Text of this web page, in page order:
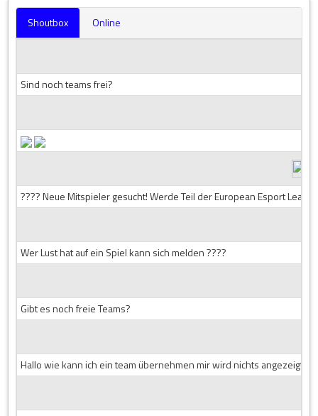
Shoutbox Online
Sind noch teams frei?
???? Neue Mitspieler gesucht! Werde Teil der European Esport
Wer Lust hat auf ein Spiel kann sich melden ????
Gibt es noch freie Teams?
Hallo wie kann ich ein team übernehmen mir wird nichts angezeigt